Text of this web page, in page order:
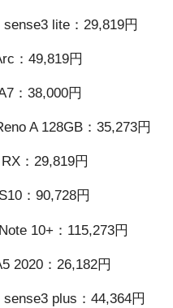
lite：29,819円
：49,819円
：38,000円
A 128GB：35,273円
：29,819円
：90,728円
10+：115,273円
2020：26,182円
plus：44,364円